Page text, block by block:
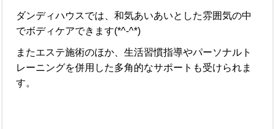
ダンディハウスでは、和気あいあいとした雰囲気の中
でボディケアできます(*^-^*)
またエステ施術のほか、生活習慣指導やパーソナルト
レーニングを併用した多角的なサポートも受けられま
す。